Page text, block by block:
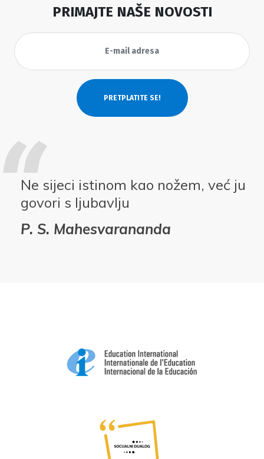
PRIMAJTE NAŠE NOVOSTI
Ne sijeci istinom kao nožem, već ju
govori s ljubavlju
P. S. Mahesvarananda